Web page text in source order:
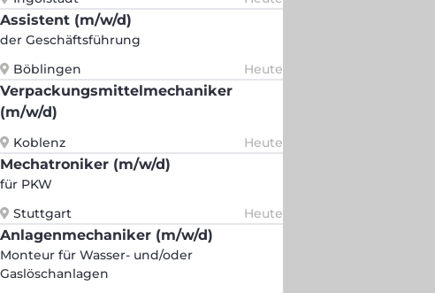
Assistent (m/w/d)
der Geschäftsführung
Böblingen
Heute
Verpackungsmittelmechaniker
(m/w/d)
Koblenz Heute
Mechatroniker (m/w/d)
für PKW
Stuttgart
Heute
Anlagenmechaniker (m/w/d)
Monteur für Wasser- und/oder
Gaslöschanlagen